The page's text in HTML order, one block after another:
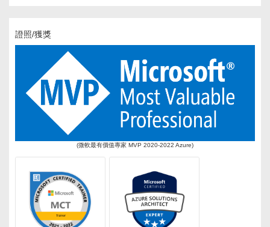
證照/獲獎
(微軟最有價值專家 MVP 2020-2022 Azure)